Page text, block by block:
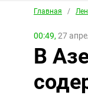
Главная /
00:49, 27
В